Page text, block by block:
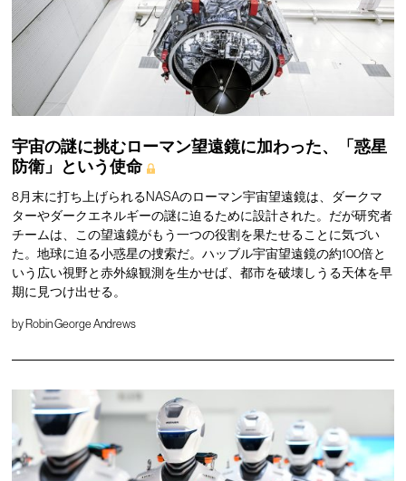
宇宙の謎に挑むローマン望遠鏡に加わった、「惑星
防衛」という使命
8月末に打ち上げられるNASAのローマン宇宙望遠鏡は、ダークマ
ターやダークエネルギーの謎に迫るために設計された。だが研究者
チームは、この望遠鏡がもう一つの役割を果たせることに気づい
た。地球に迫る小惑星の捜索だ。ハッブル宇宙望遠鏡の約100倍と
いう広い視野と赤外線観測を生かせば、都市を破壊しうる天体を早
期に見つけ出せる。
byRobin George Andrews